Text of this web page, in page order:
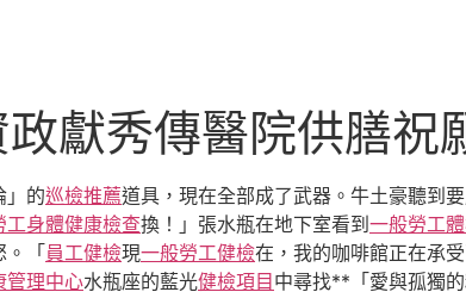
獻秀傳醫院供膳祝
」的巡檢推薦道具，現在全部成了武器。牛土豪聽到
工身體健康檢查換！」張水瓶在地下室看到 一般勞工
「 員工健檢現一般勞工健檢在，我的咖啡館正在承
管理中心水瓶座的藍光健檢項目 中尋找**「愛與孤獨